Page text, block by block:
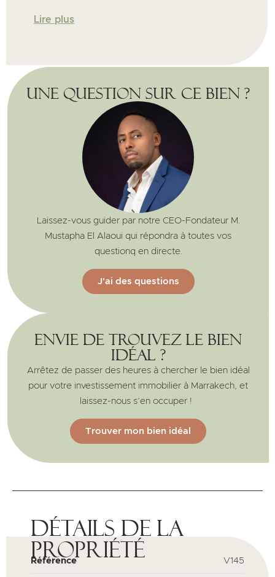
Lire plus
Envie de trouvez le bien
idéal ?
Arrêtez de passer des heures à chercher le bien idéal
pour votre investissement immobilier à Marrakech, et
laissez-nous s’en occuper !
Trouver mon bien idéal
Une question sur ce bien ?
Laissez-vous guider par notre CEO-Fondateur M.
Mustapha El Alaoui qui répondra à toutes vos
questionq en directe.
J'ai des questions
Détails de la
propriété
Référence V145